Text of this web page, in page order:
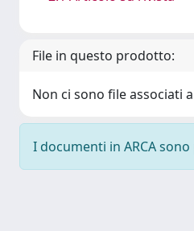
File in questo prodotto:
Non ci sono file associati
I documenti in ARCA